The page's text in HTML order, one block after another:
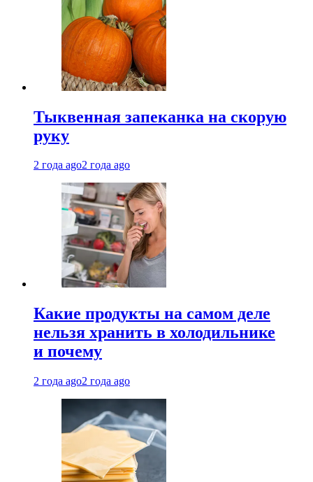
Тыквенная запеканка на скорую
руку
2 года ago2 года ago
Какие продукты на самом деле
нельзя хранить в холодильнике
и почему
2 года ago2 года ago